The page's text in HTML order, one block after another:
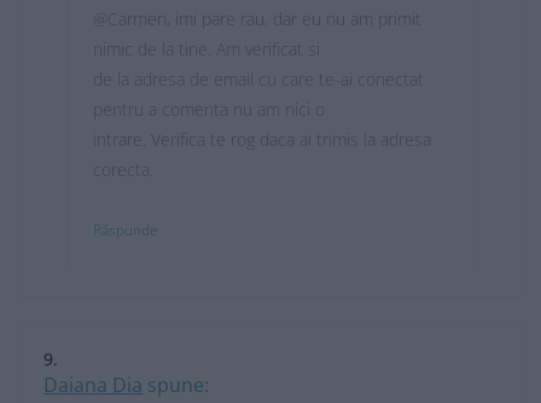
@Carmen, imi pare rau, dar eu nu am primit
nimic de la tine. Am verificat si
de la adresa de email cu care te-ai conectat
pentru a comenta nu am nici o
intrare. Verifica te rog daca ai trimis la adresa
corecta.
Răspunde
Daiana Dia spune: